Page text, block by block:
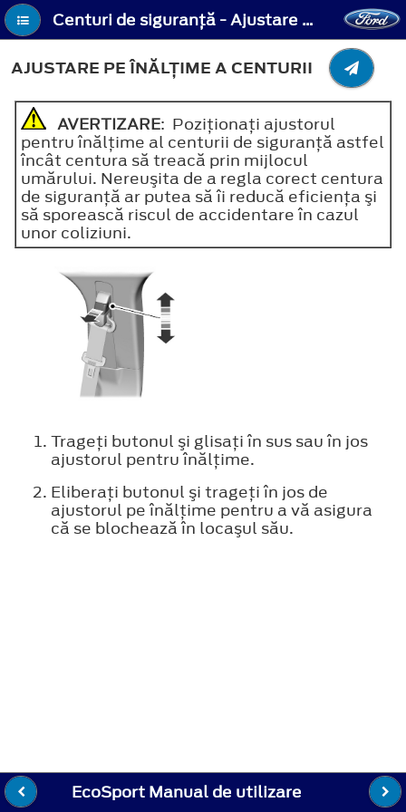
Centuri de siguranţă - Ajustare pe înălţime a centurii
AJUSTARE PE ÎNĂLŢIME A CENTURII
AVERTIZARE: Poziţionaţi ajustorul
pentru înălţime al centurii de siguranţă astfel
încât centura să treacă prin mijlocul
umărului. Nereuşita de a regla corect centura
de siguranţă ar putea să îi reducă eficienţa şi
să sporească riscul de accidentare în cazul
unor coliziuni.
Trageţi butonul şi glisaţi în sus sau în jos
ajustorul pentru înălţime.
Eliberaţi butonul şi trageţi în jos de
ajustorul pe înălţime pentru a vă asigura
că se blochează în locaşul său.
EcoSport Manual de utilizare